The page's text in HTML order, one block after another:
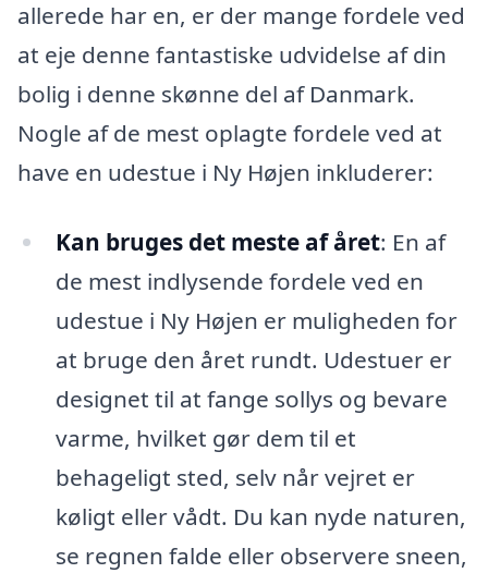
allerede har en, er der mange fordele ved
at eje denne fantastiske udvidelse af din
bolig i denne skønne del af Danmark.
Nogle af de mest oplagte fordele ved at
have en udestue i Ny Højen inkluderer:
Kan bruges det meste af året: En af
de mest indlysende fordele ved en
udestue i Ny Højen er muligheden for
at bruge den året rundt. Udestuer er
designet til at fange sollys og bevare
varme, hvilket gør dem til et
behageligt sted, selv når vejret er
køligt eller vådt. Du kan nyde naturen,
se regnen falde eller observere sneen,